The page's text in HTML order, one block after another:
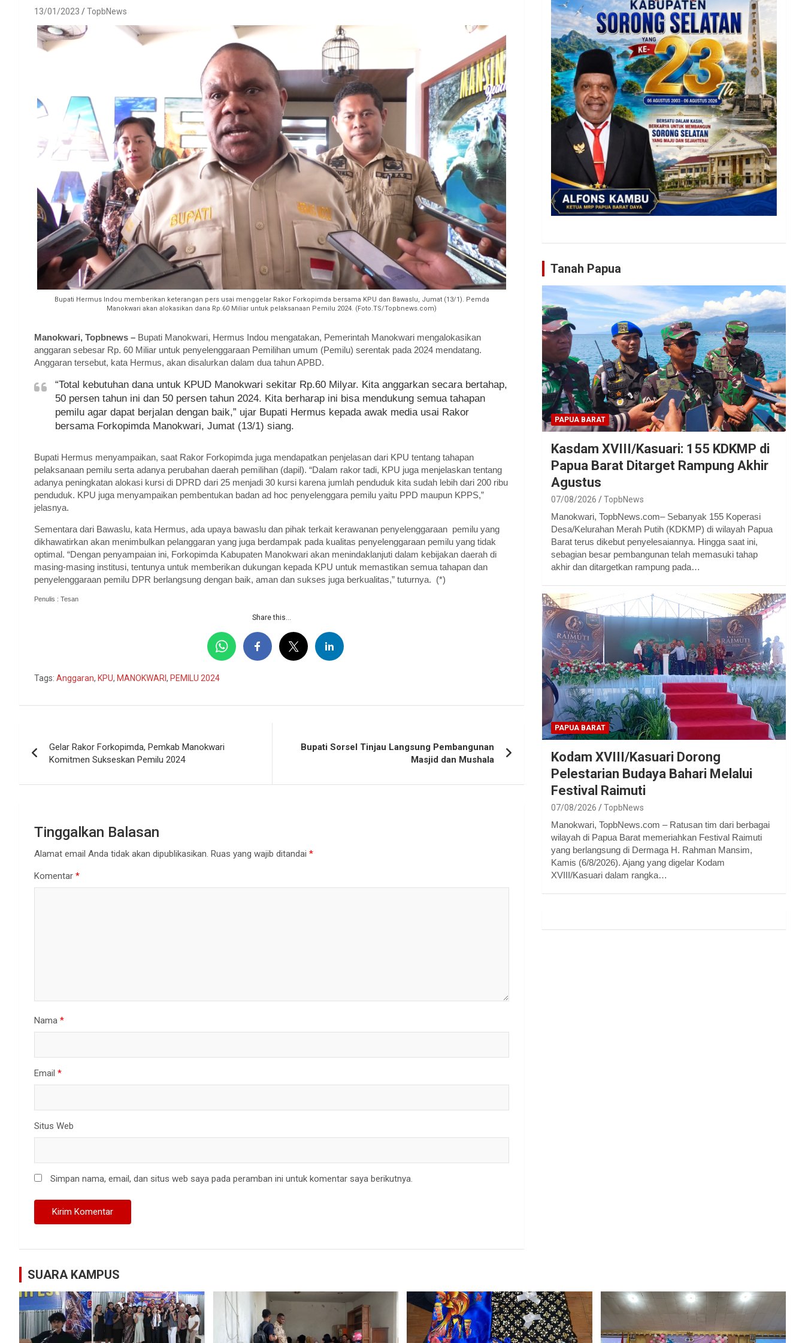
13/01/2023 TopbNews
Bupati Hermus Indou memberikan keterangan pers usai menggelar Rakor Forkopimda bersama KPU dan Bawaslu, Jumat (13/1). Pemda
Manokwari akan alokasikan dana Rp.60 Miliar untuk pelaksanaan Pemilu 2024. (Foto.TS/Topbnews.com)
Manokwari, Topbnews – Bupati Manokwari, Hermus Indou mengatakan, Pemerintah Manokwari mengalokasikan
anggaran sebesar Rp. 60 Miliar untuk penyelenggaraan Pemilihan umum (Pemilu) serentak pada 2024 mendatang.
Anggaran tersebut, kata Hermus, akan disalurkan dalam dua tahun APBD.
“Total kebutuhan dana untuk KPUD Manokwari sekitar Rp.60 Milyar. Kita anggarkan secara bertahap,
50 persen tahun ini dan 50 persen tahun 2024. Kita berharap ini bisa mendukung semua tahapan
pemilu agar dapat berjalan dengan baik,” ujar Bupati Hermus kepada awak media usai Rakor
bersama Forkopimda Manokwari, Jumat (13/1) siang.
Bupati Hermus menyampaikan, saat Rakor Forkopimda juga mendapatkan penjelasan dari KPU tentang tahapan
pelaksanaan pemilu serta adanya perubahan daerah pemilihan (dapil). “Dalam rakor tadi, KPU juga menjelaskan tentang
adanya peningkatan alokasi kursi di DPRD dari 25 menjadi 30 kursi karena jumlah penduduk kita sudah lebih dari 200 ribu
penduduk. KPU juga menyampaikan pembentukan badan ad hoc penyelenggara pemilu yaitu PPD maupun KPPS,”
jelasnya.
Sementara dari Bawaslu, kata Hermus, ada upaya bawaslu dan pihak terkait kerawanan penyelenggaraan pemilu yang
dikhawatirkan akan menimbulkan pelanggaran yang juga berdampak pada kualitas penyelenggaraan pemilu yang tidak
optimal. “Dengan penyampaian ini, Forkopimda Kabupaten Manokwari akan menindaklanjuti dalam kebijakan daerah di
masing-masing institusi, tentunya untuk memberikan dukungan kepada KPU untuk memastikan semua tahapan dan
penyelenggaraan pemilu DPR berlangsung dengan baik, aman dan sukses juga berkualitas,” tuturnya. (*)
Penulis : Tesan
Share this...
Tags: Anggaran, KPU, MANOKWARI, PEMILU 2024
pos
Gelar Rakor Forkopimda, Pemkab Manokwari
Komitmen Sukseskan Pemilu 2024
Bupati Sorsel Tinjau Langsung Pembangunan
Masjid dan Mushala
Tinggalkan Balasan
Alamat email Anda tidak akan dipublikasikan. Ruas yang wajib ditandai *
Komentar *
Nama *
Email *
Situs Web
Simpan nama, email, dan situs web saya pada peramban ini untuk komentar saya berikutnya.
Tanah Papua
PAPUA BARAT
Kasdam XVIII/Kasuari: 155 KDKMP di
Papua Barat Ditarget Rampung Akhir
Agustus
07/08/2026 TopbNews
Manokwari, TopbNews.com– Sebanyak 155 Koperasi
Desa/Kelurahan Merah Putih (KDKMP) di wilayah Papua
Barat terus dikebut penyelesaiannya. Hingga saat ini,
sebagian besar pembangunan telah memasuki tahap
akhir dan ditargetkan rampung pada…
PAPUA BARAT
Kodam XVIII/Kasuari Dorong
Pelestarian Budaya Bahari Melalui
Festival Raimuti
07/08/2026 TopbNews
Manokwari, TopbNews.com – Ratusan tim dari berbagai
wilayah di Papua Barat memeriahkan Festival Raimuti
yang berlangsung di Dermaga H. Rahman Mansim,
Kamis (6/8/2026). Ajang yang digelar Kodam
XVIII/Kasuari dalam rangka…
SUARA KAMPUS